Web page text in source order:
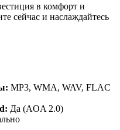
в комфорт и
сейчас и наслаждайтесь
MP3, WMA, WAV, FLAC
Да (AOA 2.0)